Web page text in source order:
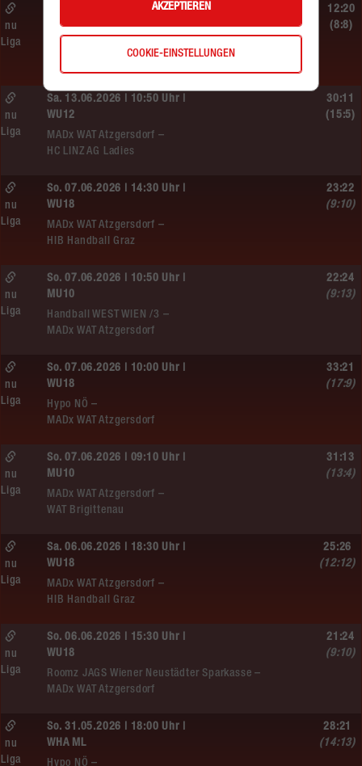
Sa. 13.06.2026 | 14:30 Uhr |
WU12
nu
Liga
12:20
(8:8)
Sa. 13.06.2026 | 10:50 Uhr |
WU12
MADx WAT Atzgersdorf –
HC LINZ AG Ladies
nu
Liga
30:11
(15:5)
So. 07.06.2026 | 14:30 Uhr |
WU18
MADx WAT Atzgersdorf –
HIB Handball Graz
nu
Liga
23:22
(9:10)
So. 07.06.2026 | 10:50 Uhr |
MU10
Handball WEST WIEN /3 –
MADx WAT Atzgersdorf
nu
Liga
22:24
(9:13)
So. 07.06.2026 | 10:00 Uhr |
WU18
Hypo NÖ –
MADx WAT Atzgersdorf
nu
Liga
33:21
(17:9)
So. 07.06.2026 | 09:10 Uhr |
MU10
MADx WAT Atzgersdorf –
WAT Brigittenau
nu
Liga
31:13
(13:4)
Sa. 06.06.2026 | 18:30 Uhr |
WU18
MADx WAT Atzgersdorf –
HIB Handball Graz
nu
Liga
25:26
(12:12)
So. 06.06.2026 | 15:30 Uhr |
WU18
Roomz JAGS Wiener Neustädter Sparkasse –
MADx WAT Atzgersdorf
nu
Liga
21:24
(9:10)
So. 31.05.2026 | 18:00 Uhr |
WHA ML
Hypo NÖ –
nu
Liga
28:21
(14:13)
AKZEPTIEREN
COOKIE-EINSTELLUNGEN